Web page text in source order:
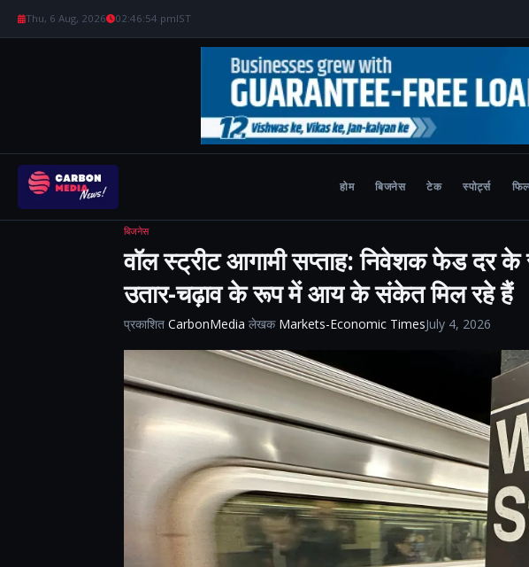
Thu, 6 Aug, 2026 02:46:55 pmIST
होम बिजनेस टेक स्पोर्ट्स
बिजनेस
वॉल स्ट्रीट आगामी सप्ताह: निवेशक फेड दर
उतार-चढ़ाव के रूप में आय के संकेत मिल रहे हैं
प्रकाशित CarbonMedia लेखक Markets-Economic TimesJuly 4, 2026